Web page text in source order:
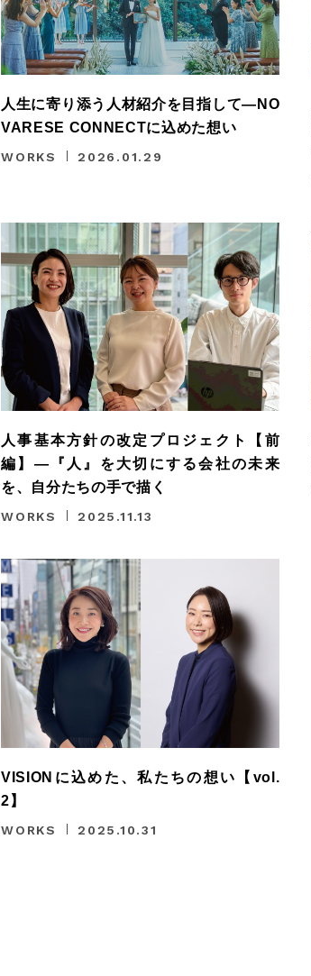
人生に寄り添う人材紹介を目指して—NO
VARESE CONNECTに込めた想い
WORKS 2026.01.29
人事基本方針の改定プロジェクト【前
編】―『人』を大切にする会社の未来
を、自分たちの手で描く
WORKS 2025.11.13
VISIONに込めた、私たちの想い【vol.
2】
WORKS 2025.10.31